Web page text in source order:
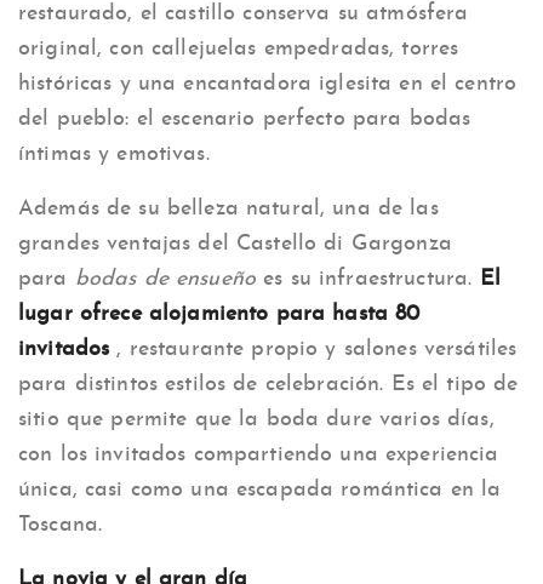
restaurado, el castillo conserva su atmósfera
original, con callejuelas empedradas, torres
históricas y una encantadora iglesita en el centro
del pueblo: el escenario perfecto para bodas
íntimas y emotivas.
Además de su belleza natural, una de las
grandes ventajas del Castello di Gargonza
para bodas de ensueño es su infraestructura. El
lugar ofrece alojamiento para hasta 80
invitados, restaurante propio y salones versátiles
para distintos estilos de celebración. Es el tipo de
sitio que permite que la boda dure varios días,
con los invitados compartiendo una experiencia
única, casi como una escapada romántica en la
Toscana.